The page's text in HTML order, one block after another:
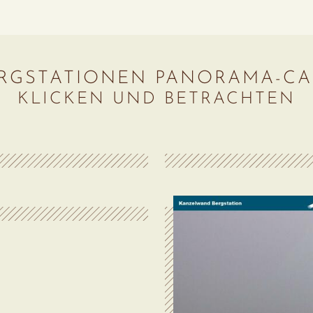
PANORAMA-
KLICKEN UND BETRACHTEN